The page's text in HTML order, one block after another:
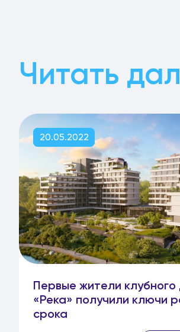
Читать
20.05.2022
Первые жители
«Река» получили ключи
срока